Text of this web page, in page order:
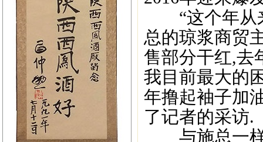
“这个年从来
总的琼浆商贸
售部分干红,去
我目前最大的
年撸起袖子加
了记者的采访.
与施总一样